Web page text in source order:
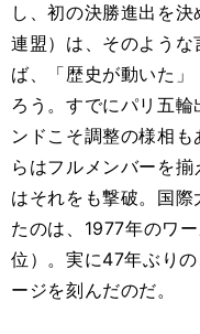
し、初の決勝進出を
連盟）は、そのよう
ば、「歴史が動いた
ろう。すでにパリ五
ンドこそ調整の様相
らはフルメンバーを
はそれをも撃破。国
たのは、1977年のワ
位）。実に47年ぶり
ージを刻んだのだ。